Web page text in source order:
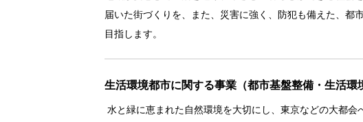
届いた街づくりを、また、災害に強く、防犯も備えた、都
目指します。
生活環境都市に関する事業（都市基盤整備・生活環
水と緑に恵まれた自然環境を大切にし、東京などの大都